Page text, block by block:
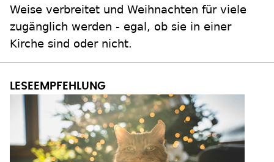
Weise verbreitet und Weihnachten für viele
zugänglich werden - egal, ob sie in einer
Kirche sind oder nicht.